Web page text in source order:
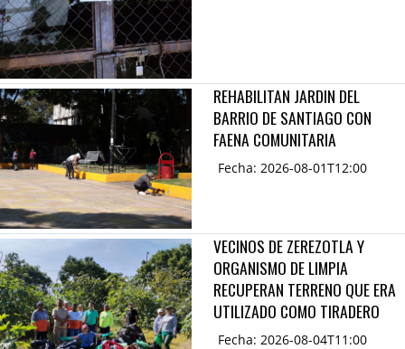
REHABILITAN JARDIN DEL
BARRIO DE SANTIAGO CON
FAENA COMUNITARIA
Fecha: 2026-08-01T12:00
VECINOS DE ZEREZOTLA Y
ORGANISMO DE LIMPIA
RECUPERAN TERRENO QUE ERA
UTILIZADO COMO TIRADERO
Fecha: 2026-08-04T11:00